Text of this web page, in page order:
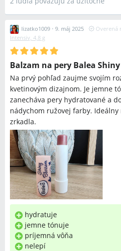
lizatko1009 • 9. máj 2025 Overená
Intensiv, 4,8 g
Balzam na pery Balea
Na prvý pohľad zaujme svojím
kvetinovým dizajnom. Je jemne
zanecháva pery hydratované a
nádychom ružovej farby.
zrkadla.
hydratuje
jemne tónuje
príjemná vôňa
nelepí